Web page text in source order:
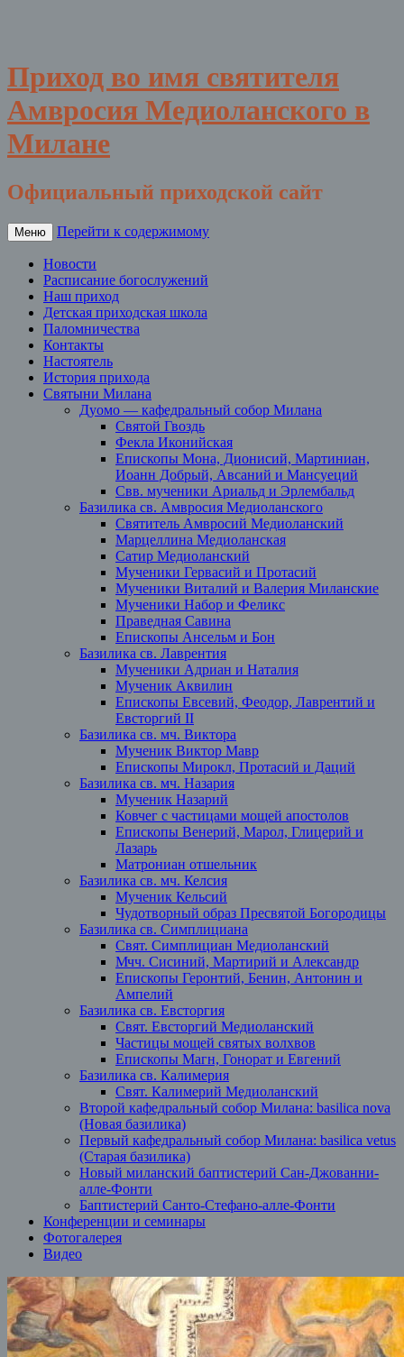
Приход во имя святителя
Амвросия Медиоланского в
Милане
Официальный приходской сайт
Меню Перейти к содержимому
Новости
Расписание богослужений
Наш приход
Детская приходская школа
Паломничества
Контакты
Настоятель
История прихода
Святыни Милана
Дуомо — кафедральный собор Милана
Святой Гвоздь
Фекла Иконийская
Епископы Мона, Дионисий, Мартиниан,
Иоанн Добрый, Авсаний и Мансуеций
Свв. мученики Ариальд и Эрлембальд
Базилика св. Амвросия Медиоланского
Святитель Амвросий Медиоланский
Марцеллина Медиоланская
Сатир Медиоланский
Мученики Гервасий и Протасий
Мученики Виталий и Валерия Миланские
Мученики Набор и Феликс
Праведная Савина
Епископы Ансельм и Бон
Базилика св. Лаврентия
Мученики Адриан и Наталия
Мученик Аквилин
Епископы Евсевий, Феодор, Лаврентий и
Евсторгий II
Базилика св. мч. Виктора
Мученик Виктор Мавр
Епископы Мирокл, Протасий и Даций
Базилика св. мч. Назария
Мученик Назарий
Ковчег с частицами мощей апостолов
Епископы Венерий, Марол, Глицерий и
Лазарь
Матрониан отшельник
Базилика св. мч. Келсия
Мученик Кельсий
Чудотворный образ Пресвятой Богородицы
Базилика св. Симплициана
Свят. Симплициан Медиоланский
Мчч. Сисиний, Мартирий и Александр
Епископы Геронтий, Бенин, Антонин и
Ампелий
Базилика св. Евсторгия
Свят. Евсторгий Медиоланский
Частицы мощей святых волхвов
Епископы Магн, Гонорат и Евгений
Базилика св. Калимерия
Свят. Калимерий Медиоланский
Второй кафедральный собор Милана: basilica nova
(Новая базилика)
Первый кафедральный собор Милана: basilica vetus
(Старая базилика)
Новый миланский баптистерий Сан-Джованни-
алле-Фонти
Баптистерий Санто-Стефано-алле-Фонти
Конференции и семинары
Фотогалерея
Видео